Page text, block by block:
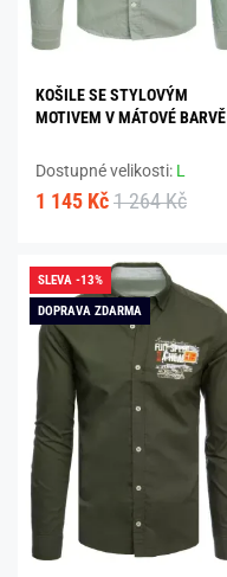
KOŠILE SE STYLOVÝM
MOTIVEM V MÁTOVÉ BARVĚ
Dostupné velikosti: L
1 145 Kč 1 264 Kč
SLEVA -13%
DOPRAVA ZDARMA